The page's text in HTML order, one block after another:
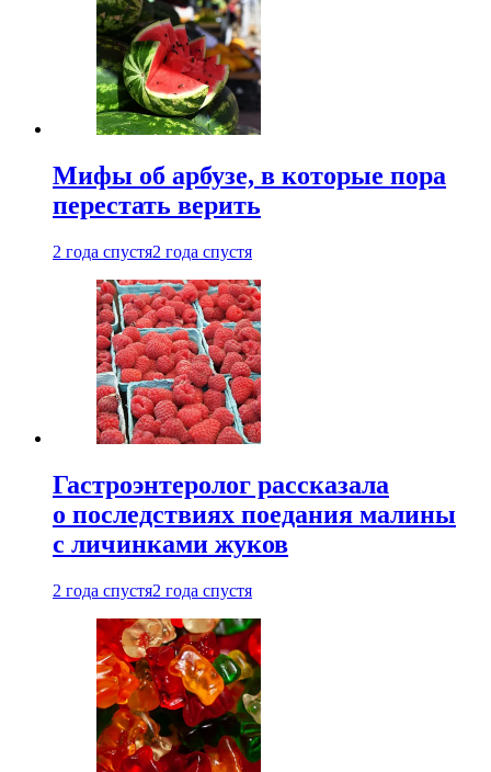
Мифы об арбузе, в которые пора
перестать верить
2 года спустя2 года спустя
Гастроэнтеролог рассказала
о последствиях поедания малины
с личинками жуков
2 года спустя2 года спустя